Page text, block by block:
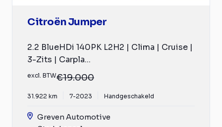
Citroën Jumper
2.2 BlueHDi 140PK L2H2 | Clima | Cruise |
3-Zits | Carpla...
excl. BTW€19.000
31.922 km 7-2023 Handgeschakeld
Greven Automotive